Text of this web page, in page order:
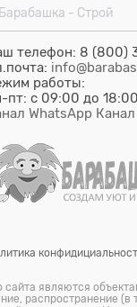
Барабашка - Строй
телефон: 8 (800)
работы:
пт: c 09:00 до 18:00
WhatsApp
сайта являются
распространение (в